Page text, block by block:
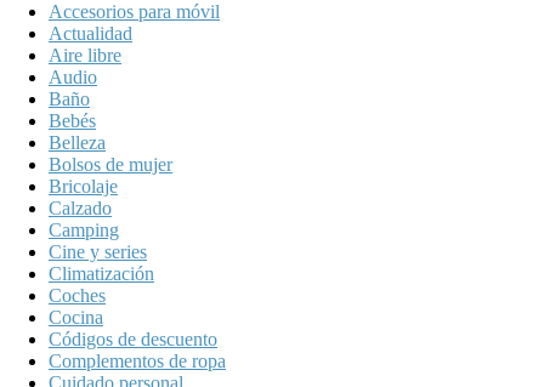
Accesorios para móvil
Actualidad
Aire libre
Audio
Baño
Bebés
Belleza
Bolsos de mujer
Bricolaje
Calzado
Camping
Cine y series
Climatización
Coches
Cocina
Códigos de descuento
Complementos de ropa